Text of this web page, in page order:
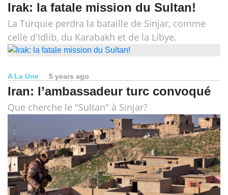
Irak: la fatale mission du Sultan!
La Turquie perdra la bataille de Sinjar, comme
celle d'Idlib, du Karabakh et de la Libye.
A La Une 5 years ago
Iran: l’ambassadeur turc convoqué
Que cherche le "Sultan" à Sinjar?